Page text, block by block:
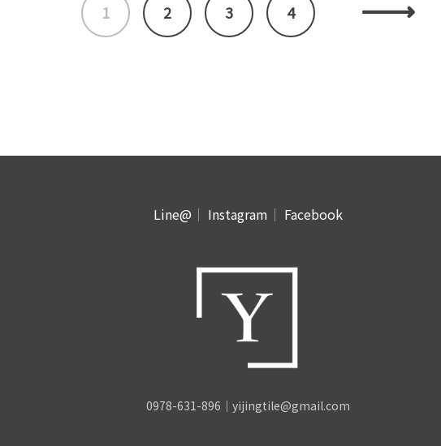
1 2 3 4
Line@ ｜ Instagram ｜ Facebook
0978-631-896｜yijingtile@gmail.com